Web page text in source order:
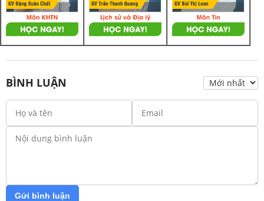
BÌNH LUẬN
Gửi bình luận